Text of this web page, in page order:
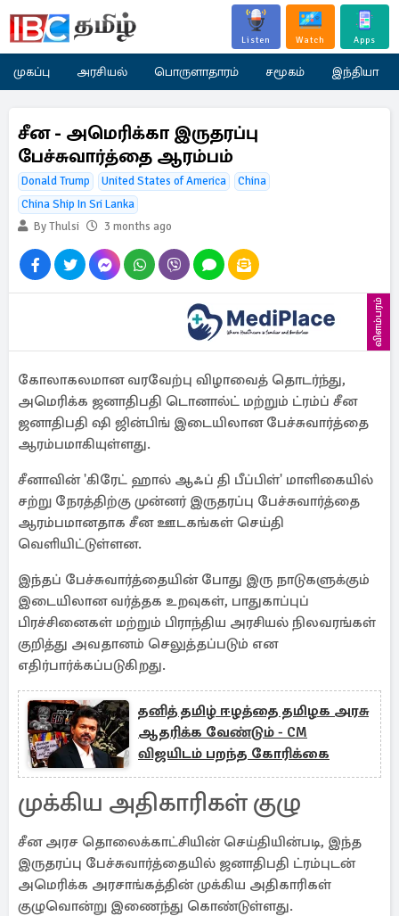
Listen Watch Apps
முகப்பு அரசியல் பொருளாதாரம் சமூகம் இந்தியா
சீன - அமெரிக்கா இருதரப்பு
பேச்சுவார்த்தை ஆரம்பம்
Donald Trump United States of America
China
China Ship In Sri Lanka
By Thulsi
3 months ago
விளம்பரம்
கோலாகலமான வரவேற்பு விழாவைத் தொடர்ந்து,
அமெரிக்க ஜனாதிபதி டொனால்ட் மற்றும் ட்ரம்ப் சீன
ஜனாதிபதி ஷி ஜின்பிங் இடையிலான பேச்சுவார்த்தை
ஆரம்பமாகியுள்ளது.
சீனாவின் 'கிரேட் ஹால் ஆஃப் தி பீப்பிள்' மாளிகையில்
சற்று நேரத்திற்கு முன்னர் இருதரப்பு பேச்சுவார்த்தை
ஆரம்பமானதாக சீன ஊடகங்கள் செய்தி
வெளியிட்டுள்ளன.
இந்தப் பேச்சுவார்த்தையின் போது இரு நாடுகளுக்கும்
இடையிலான வர்த்தக உறவுகள், பாதுகாப்புப்
பிரச்சினைகள் மற்றும் பிராந்திய அரசியல் நிலவரங்கள்
குறித்து அவதானம் செலுத்தப்படும் என
எதிர்பார்க்கப்படுகிறது.
தனித் தமிழ் ஈழத்தை தமிழக அரசு
ஆதரிக்க வேண்டும் - CM
விஜயிடம் பறந்த கோரிக்கை
முக்கிய அதிகாரிகள் குழு
சீன அரச தொலைக்காட்சியின் செய்தியின்படி, இந்த
இருதரப்பு பேச்சுவார்த்தையில் ஜனாதிபதி ட்ரம்புடன்
அமெரிக்க அரசாங்கத்தின் முக்கிய அதிகாரிகள்
குழுவொன்று இணைந்து கொண்டுள்ளது.